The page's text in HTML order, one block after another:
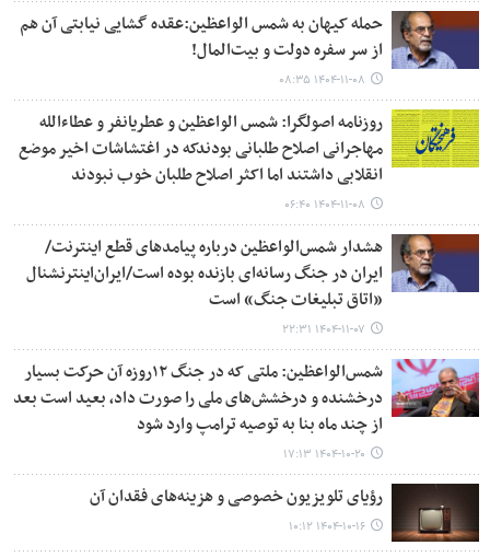
حمله کیهان به شمس الواعظین:عقده گشایی نیابتی آن هم
از سر سفره دولت و بیت‌المال!
۱۴۰۴-۱۱-۰۸ ۰۸:۳۵
روزنامه اصولگرا: شمس الواعظین و عطریانفر و عطاءالله
مهاجرانی اصلاح طلبانی بودندکه در اغتشاشات اخیر موضع
انقلابی داشتند اما اکثر اصلاح طلبان خوب نبودند
۱۴۰۴-۱۱-۰۸ ۰۶:۴۰
هشدار شمس‌الواعظین درباره پیامدهای قطع اینترنت/
ایران در جنگ رسانه‌ای بازنده بوده است/ایران‌اینترنشنال
«اتاق تبلیغات جنگ» است
۱۴۰۴-۱۱-۰۷ ۲۲:۳۱
شمس‌الواعظین: ملتی که در جنگ ۱۲روزه آن حرکت بسیار
درخشنده و درخشش‌های ملی را صورت داد، بعید است بعد
از چند ماه بنا به توصیه ترامپ وارد شود
۱۴۰۴-۱۰-۲۰ ۱۷:۱۳
رؤیای تلویزیون خصوصی و هزینه‌های فقدان آن
۱۴۰۴-۱۰-۱۶ ۱۰:۱۲